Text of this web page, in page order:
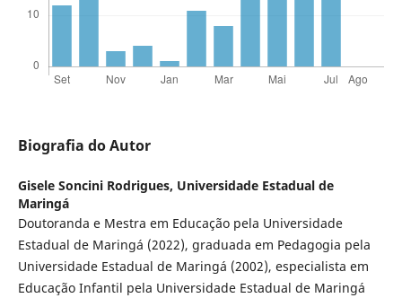
Biografia do Autor
Gisele Soncini Rodrigues, Universidade Estadual de
Maringá
Doutoranda e Mestra em Educação pela Universidade
Estadual de Maringá (2022), graduada em Pedagogia pela
Universidade Estadual de Maringá (2002), especialista em
Educação Infantil pela Universidade Estadual de Maringá